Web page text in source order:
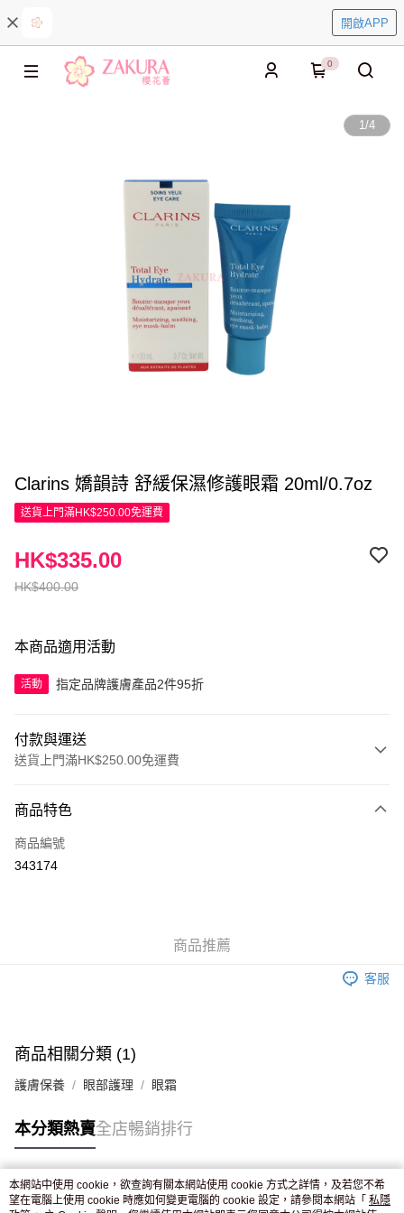
開啟APP
0
1/4
Clarins 嬌韻詩 舒緩保濕修護眼霜 20ml/0.7oz
送貨上門滿HK$250.00免運費
HK$400.00
HK$335.00
本商品適用活動
活動 指定品牌護膚產品2件95折
付款與運送
送貨上門滿HK$250.00免運費
信用卡
Apple Pay
付款後門市自取，訂單確認後2-4個工作天到店，7天內取。逾期後
商品特色
商品編號
343174
商品推薦
客服
商品相關分類 (1)
護膚保養 眼部護理 眼霜
本分類熱賣全店暢銷排行
熱門標籤
本網站中使用 cookie，欲查詢有關本網站使用 cookie 方式之詳情，及若您不希
望在電腦上使用 cookie 時應如何變更電腦的 cookie 設定，請參閱本網站「 私隱